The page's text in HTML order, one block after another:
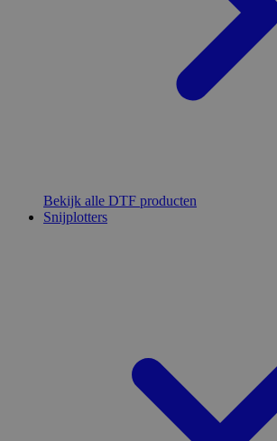
Bekijk alle DTF producten
Snijplotters